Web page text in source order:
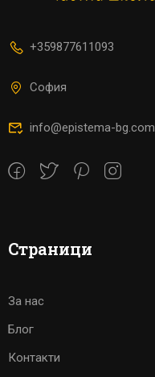
+359877611093
София
info@epistema-bg.com
Страници
За нас
Блог
Контакти